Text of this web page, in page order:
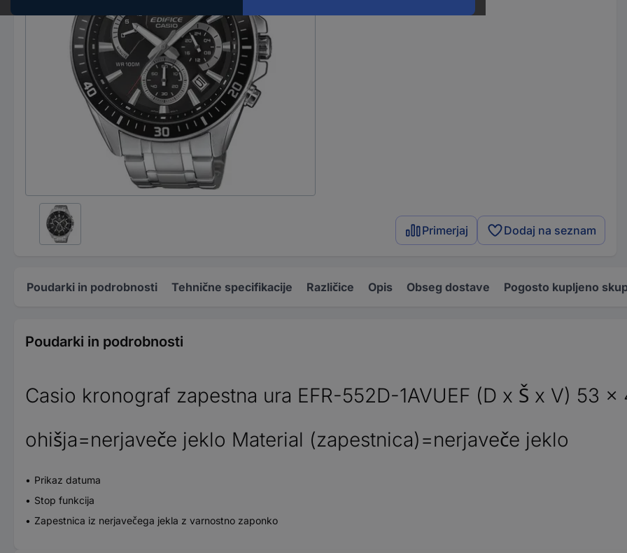
Primerjaj Dodaj na seznam
Poudarki in podrobnosti Tehnične specifikacije Različice Opis Obseg dostave Pogosto kupljeno
Poudarki in podrobnosti
Casio kronograf zapestna ura EFR-552D-1AVUEF (D x Š x V) 53
ohišja=nerjaveče jeklo Material (zapestnica)=nerjaveče jeklo
Prikaz datuma
Stop funkcija
Zapestnica iz nerjavečega jekla z varnostno zaponko